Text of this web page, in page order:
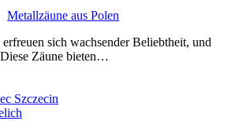
Metallzäune aus Polen
sich wachsender Beliebtheit, und
Zäune bieten…
Szczecin